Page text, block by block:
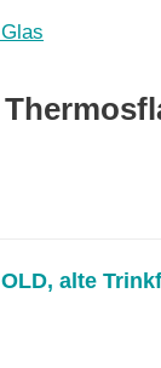
alte